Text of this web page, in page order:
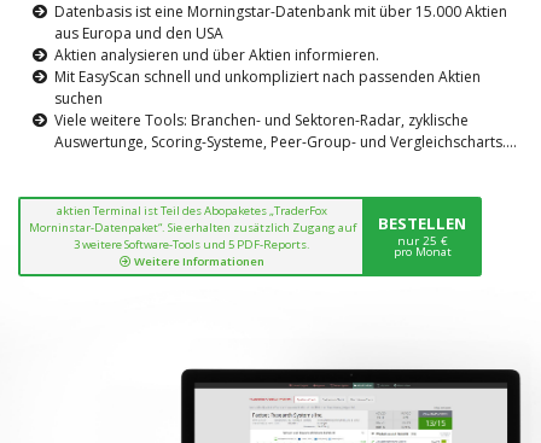
Datenbasis ist eine Morningstar-Datenbank mit über 15.000 Aktien
aus Europa und den USA
Aktien analysieren und über Aktien informieren.
Mit EasyScan schnell und unkompliziert nach passenden Aktien
suchen
Viele weitere Tools: Branchen- und Sektoren-Radar, zyklische
Auswertunge, Scoring-Systeme, Peer-Group- und Vergleichscharts....
aktien Terminal ist Teil des Abopaketes „TraderFox
Morninstar-Datenpaket“. Sie erhalten zusätzlich Zugang auf
3 weitere Software-Tools und 5 PDF-Reports.
Weitere Informationen
BESTELLEN
nur 25 €
pro Monat